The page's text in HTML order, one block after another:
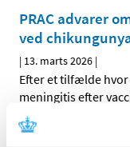
PRAC advarer
ved
| 13. marts 2026 |
Efter et tilfælde hvor
meningitis efter
Påbud til alle